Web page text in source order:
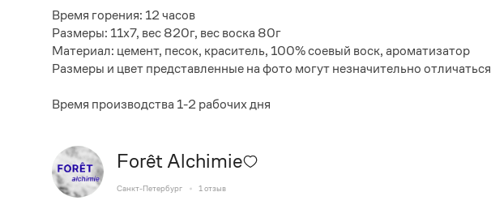
Время горения: 12 часов
Размеры: 11х7, вес 820г, вес воска 80г
Материал: цемент, песок, краситель, 100% соевый воск, ароматизатор
Размеры и цвет представленные на фото могут незначительно отличаться
Время производства 1-2 рабочих дня
Forêt Alchimie
Санкт-Петербург 1 отзыв